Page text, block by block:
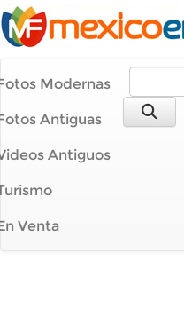
Modernas
Antiguas
Antiguos
Venta